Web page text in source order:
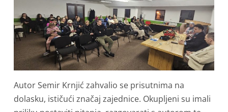
Autor Semir Krnjić zahvalio se prisutnima na
dolasku, ističući značaj zajednice. Okupljeni su imali